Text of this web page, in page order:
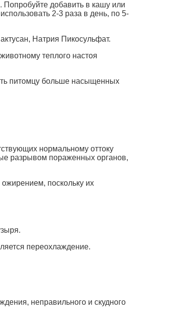
добавить в кашу или
2-3 раза в день, по 5-
Натрия Пикосульфат.
теплого настоя
питомцу больше насыщенных
нормальному оттоку
разрывом пораженных органов,
поскольку их
переохлаждение.
неправильного и скудного